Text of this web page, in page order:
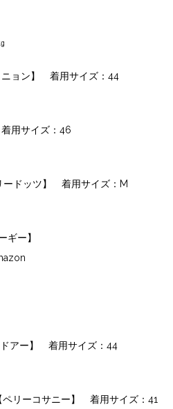
ョン】 着用サイズ：44
用サイズ：46
ドッツ】 着用サイズ：M
ギー】
アー】 着用サイズ：44
リーコサニー】 着用サイズ：41